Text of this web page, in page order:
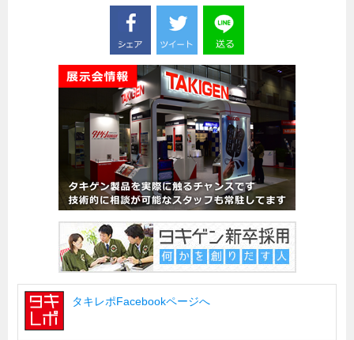
CFRP（炭素繊維強化プラスチック）
ソリューション
船舶・港湾設備
試作・特注品の事例集
SDGs配慮・脱炭素
省力化製品
配電盤・分電盤・キュービクル
医療・福祉・介護関連
ロボット・自動化装置関連
二次電池関連
EV・PHEV充電器関連
タキレポFacebookページへ